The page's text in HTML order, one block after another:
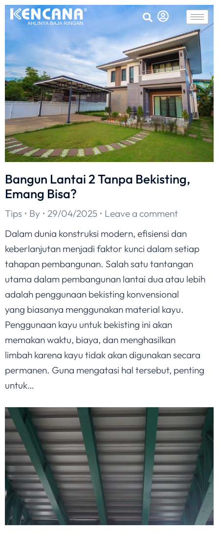
Bangun Lantai 2 Tanpa Bekisting,
Emang Bisa?
Tips By 29/04/2025
Leave a comment
Dalam dunia konstruksi modern, efisiensi dan
keberlanjutan menjadi faktor kunci dalam setiap
tahapan pembangunan. Salah satu tantangan
utama dalam pembangunan lantai dua atau lebih
adalah penggunaan bekisting konvensional
yang biasanya menggunakan material kayu.
Penggunaan kayu untuk bekisting ini akan
memakan waktu, biaya, dan menghasilkan
limbah karena kayu tidak akan digunakan secara
permanen. Guna mengatasi hal tersebut, penting
untuk…